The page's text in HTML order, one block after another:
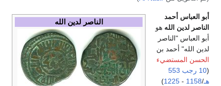
الناصر لدين الله
أبو العباس أحمد
الناصر لدين الله هو
أبو العباس "الناصر
لدين الله" أحمد بن
الحسن المستضيء
(10 رجب
553
هـ/
1158
-
1225
)